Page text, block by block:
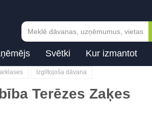
Svētki Kur izmantot
Izglītojoša dāvana
Terēzes Zaķes